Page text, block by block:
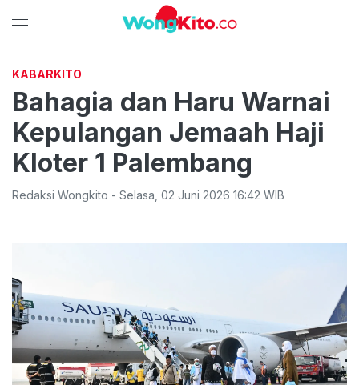
KABARKITO
Bahagia dan Haru Warnai
Kepulangan Jemaah Haji
Kloter 1 Palembang
Redaksi Wongkito - Selasa 02 Juni 2026 16:42 WIB